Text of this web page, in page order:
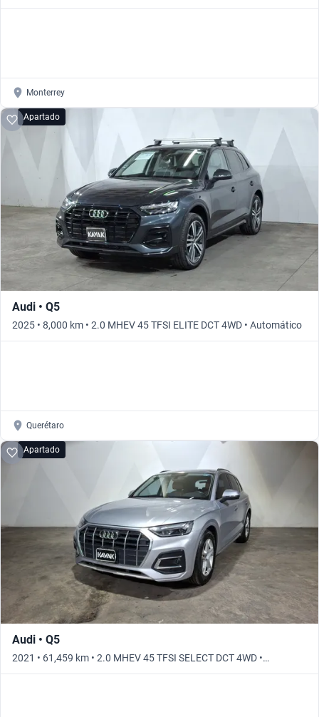
Automático
Monterrey
Apartado
Audi • Q5
2025 • 8,000 km • 2.0 MHEV 45 TFSI ELITE DCT 4WD • Automático
Querétaro
Apartado
Audi • Q5
2021 • 61,459 km • 2.0 MHEV 45 TFSI SELECT DCT 4WD •
Automático